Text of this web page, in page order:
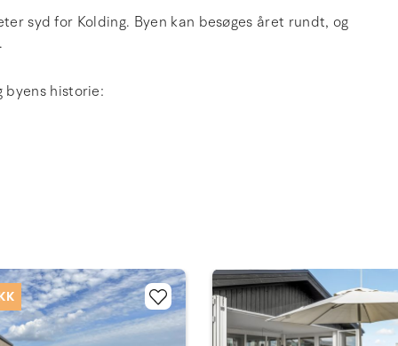
syd for Kolding. Byen kan besøges året rundt, og
byens historie: